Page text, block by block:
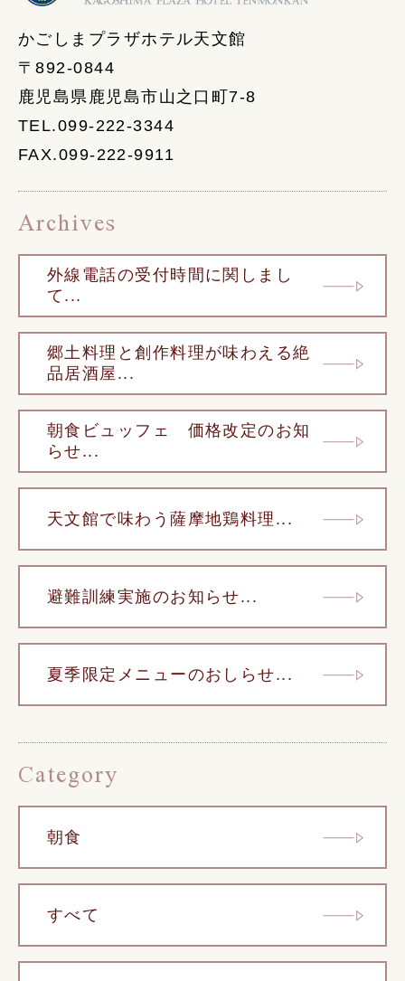
かごしまプラザホテル天文館
〒892-0844
鹿児島県鹿児島市山之口町7-8
TEL.099-222-3344
FAX.099-222-9911
Archives
外線電話の受付時間に関しまし
て...
郷土料理と創作料理が味わえる絶
品居酒屋...
朝食ビュッフェ 価格改定のお知
らせ...
天文館で味わう薩摩地鶏料理...
避難訓練実施のお知らせ...
夏季限定メニューのおしらせ...
Category
朝食
すべて